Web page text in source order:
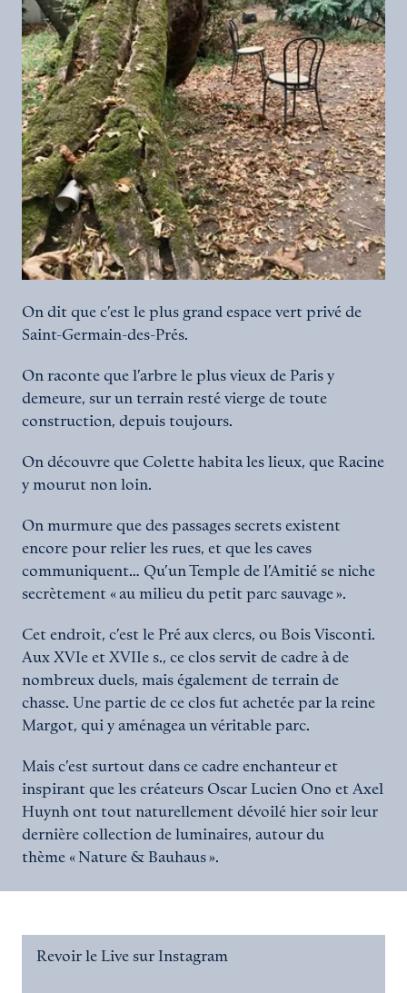
On dit que c’est le plus grand espace vert privé de
Saint-Germain-des-Prés.
On raconte que l’arbre le plus vieux de Paris y
demeure, sur un terrain resté vierge de toute
construction, depuis toujours.
On découvre que Colette habita les lieux, que Racine
y mourut non loin.
On murmure que des passages secrets existent
encore pour relier les rues, et que les caves
communiquent… Qu’un Temple de l’Amitié se niche
secrètement « au milieu du petit parc sauvage ».
Cet endroit, c’est le Pré aux clercs, ou Bois Visconti.
Aux XVIe et XVIIe s., ce clos servit de cadre à de
nombreux duels, mais également de terrain de
chasse. Une partie de ce clos fut achetée par la reine
Margot, qui y aménagea un véritable parc.
Mais c’est surtout dans ce cadre enchanteur et
inspirant que les créateurs Oscar Lucien Ono et Axel
Huynh ont tout naturellement dévoilé hier soir leur
dernière collection de luminaires, autour du
thème « Nature & Bauhaus ».
Revoir le Live sur Instagram